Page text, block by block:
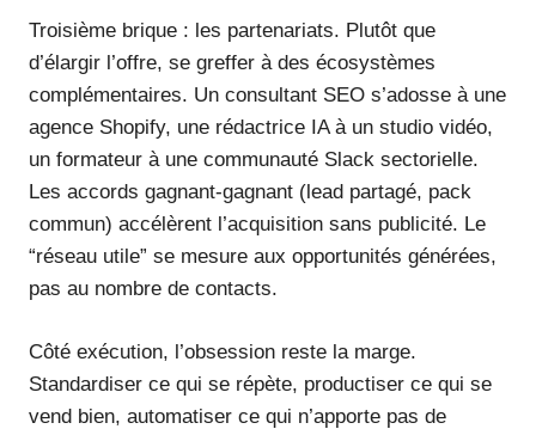
Troisième brique : les partenariats. Plutôt que
d’élargir l’offre, se greffer à des écosystèmes
complémentaires. Un consultant SEO s’adosse à une
agence Shopify, une rédactrice IA à un studio vidéo,
un formateur à une communauté Slack sectorielle.
Les accords gagnant-gagnant (lead partagé, pack
commun) accélèrent l’acquisition sans publicité. Le
“réseau utile” se mesure aux opportunités générées,
pas au nombre de contacts.
Côté exécution, l’obsession reste la marge.
Standardiser ce qui se répète, productiser ce qui se
vend bien, automatiser ce qui n’apporte pas de